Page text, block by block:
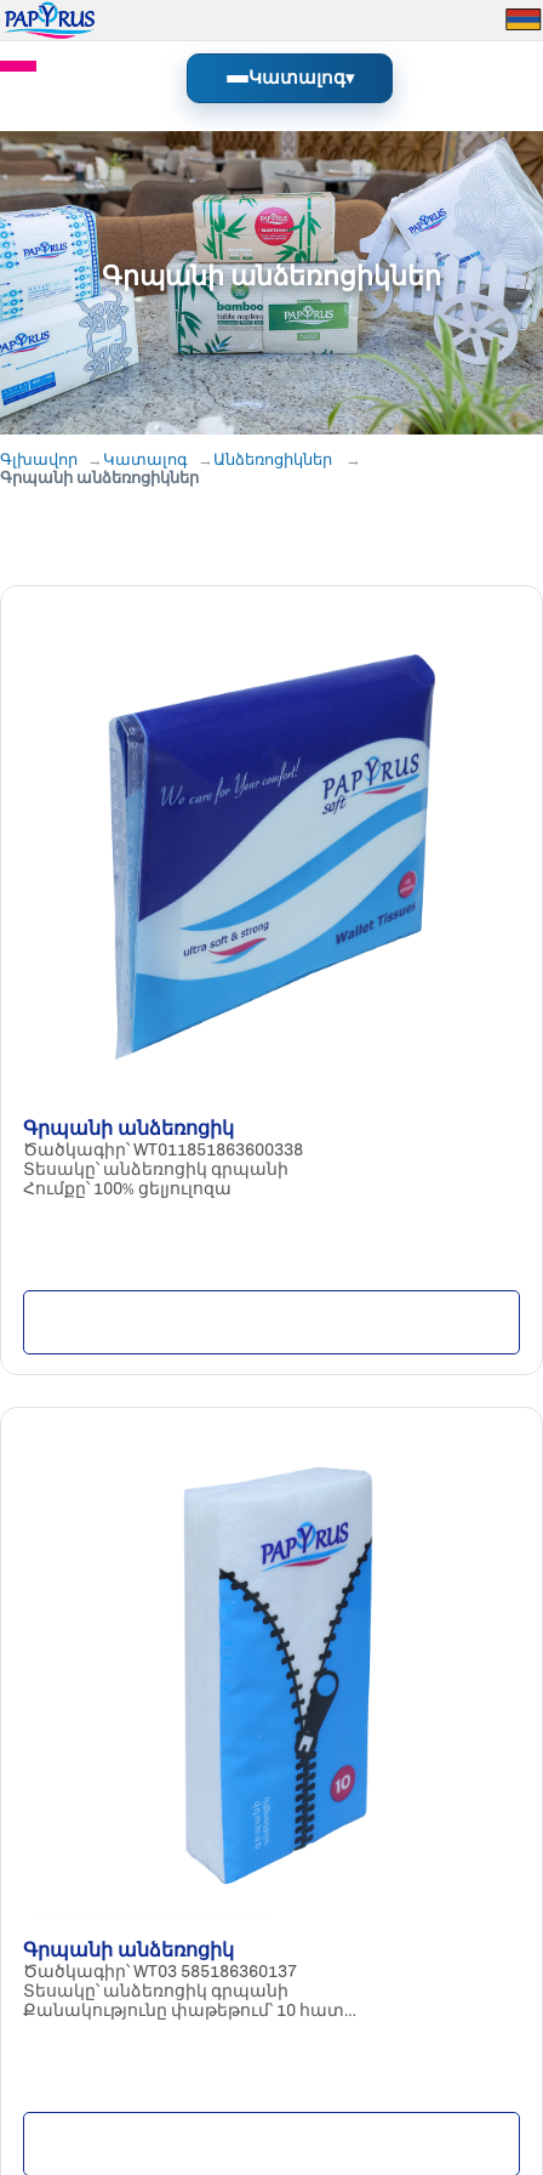
Կատալոգ▾
Գրպանի անձեռոցիկներ
Գլխավոր Կատալոգ
Անձեռոցիկներ
Գրպանի անձեռոցիկներ
Գրպանի անձեռոցիկ
Ծածկագիր՝ WT011851863600338
Տեսակը՝ անձեռոցիկ գրպանի
Հումքը՝ 100% ցելյուլոզա
Գրպանի անձեռոցիկ
Ծածկագիր՝ WT03 585186360137
Տեսակը՝ անձեռոցիկ գրպանի
Քանակությունը փաթեթում՝ 10 հատ